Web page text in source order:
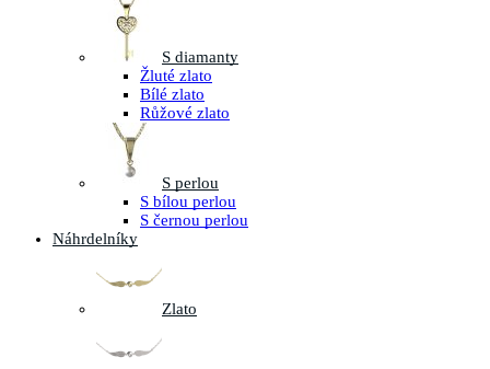
S diamanty
Žluté zlato
Bílé zlato
Růžové zlato
S perlou
S bílou perlou
S černou perlou
Náhrdelníky
Zlato